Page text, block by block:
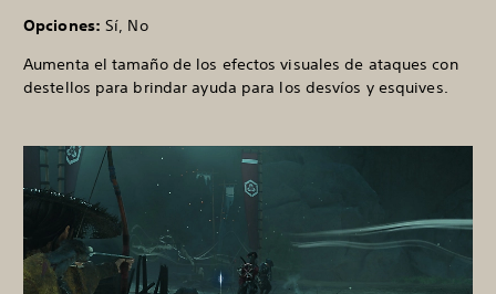
Opciones: Sí, No
Aumenta el tamaño de los efectos visuales de ataques con
destellos para brindar ayuda para los desvíos y esquives.